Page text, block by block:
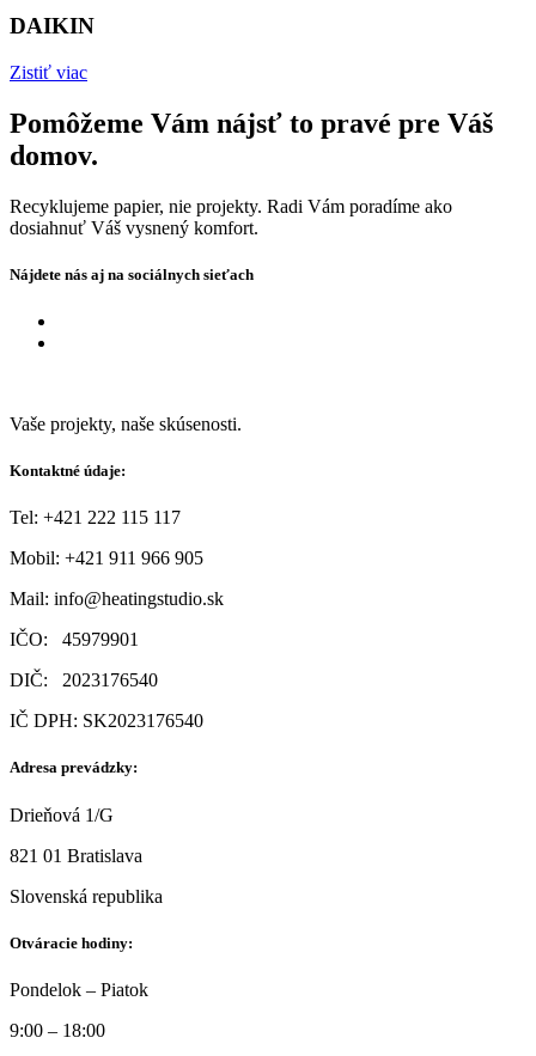
DAIKIN
Zistiť viac
Pomôžeme Vám nájsť to pravé pre Váš
domov.
Recyklujeme papier, nie projekty. Radi Vám poradíme ako
dosiahnuť Váš vysnený komfort.
Nájdete nás aj na sociálnych sieťach
Vaše projekty, naše skúsenosti.
Kontaktné údaje:
Tel: +421 222 115 117
Mobil: +421 911 966 905
Mail: info@heatingstudio.sk
IČO: 45979901
DIČ: 2023176540
IČ DPH: SK2023176540
Adresa prevádzky:
Drieňová 1/G
821 01 Bratislava
Slovenská republika
Otváracie hodiny:
Pondelok – Piatok
9:00 – 18:00